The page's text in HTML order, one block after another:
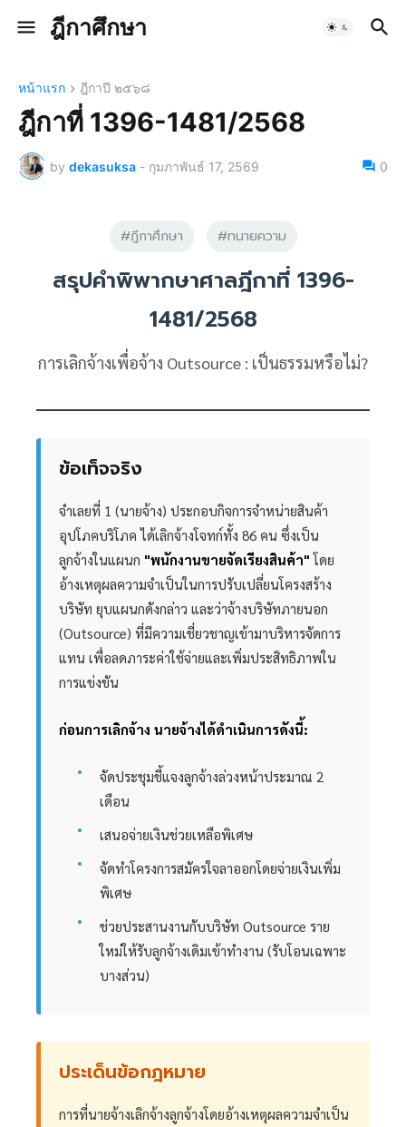
ฎีกาศึกษา
หน้าแรก ฎีกาปี ๒๕๖๘
ฎีกาที่ 1396-1481/2568
by dekasuksa - กุมภาพันธ์ 17, 2569 0
#ฎีกาศึกษา #ทนายความ
สรุปคำพิพากษาศาลฎีกาที่ 1396-
1481/2568
การเลิกจ้างเพื่อจ้าง Outsource : เป็นธรรมหรือไม่?
ข้อเท็จจริง
จำเลยที่ 1 (นายจ้าง) ประกอบกิจการจำหน่ายสินค้า
อุปโภคบริโภค ได้เลิกจ้างโจทก์ทั้ง 86 คน ซึ่งเป็น
ลูกจ้างในแผนก "พนักงานขายจัดเรียงสินค้า" โดย
อ้างเหตุผลความจำเป็นในการปรับเปลี่ยนโครงสร้าง
บริษัท ยุบแผนกดังกล่าว และว่าจ้างบริษัทภายนอก
(Outsource) ที่มีความเชี่ยวชาญเข้ามาบริหารจัดการ
แทน เพื่อลดภาระค่าใช้จ่ายและเพิ่มประสิทธิภาพใน
การแข่งขัน
ก่อนการเลิกจ้าง นายจ้างได้ดำเนินการดังนี้:
จัดประชุมชี้แจงลูกจ้างล่วงหน้าประมาณ 2
เดือน
เสนอจ่ายเงินช่วยเหลือพิเศษ
จัดทำโครงการสมัครใจลาออกโดยจ่ายเงินเพิ่ม
พิเศษ
ช่วยประสานงานกับบริษัท Outsource ราย
ใหม่ให้รับลูกจ้างเดิมเข้าทำงาน (รับโอนเฉพาะ
บางส่วน)
ประเด็นข้อกฎหมาย
การที่นายจ้างเลิกจ้างลูกจ้างโดยอ้างเหตุผลความจำเป็น